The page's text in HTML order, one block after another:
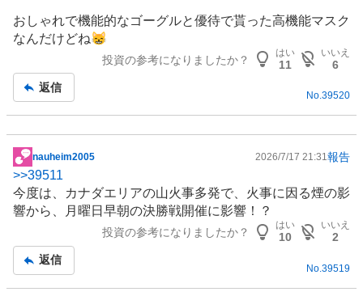
おしゃれで機能的なゴーグルと優待で貰った高機能マスク
なんだけどね😸
投資の参考になりましたか？
はい
11
いいえ
6
返信
No.39520
掲
示
板
記
nauheim2005 2026/7/17 21:31報告
>>39511
今度は、カナダエリアの山火事多発で、火事に因る煙の影
響から、月曜日早朝の決勝戦開催に影響！？
投資の参考になりましたか？
はい
10
いいえ
2
返信
No. 39519